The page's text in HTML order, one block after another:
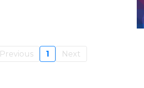
Previous 1 Next